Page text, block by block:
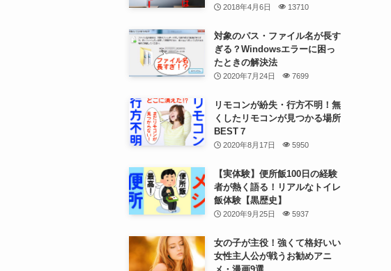
2018年4月6日 13710
対象のパス・ファイル名が長す
ぎる？Windowsエラーに困っ
たときの解決法
2020年7月24日 7699
リモコンが紛失・行方不明！無
くしたリモコンが見つかる場所
BEST７
2020年8月17日 5950
【実体験】便所飯100日の経験
者が熱く語る！リアルなトイレ
飯体験【黒歴史】
2020年9月25日 5937
女の子が主役！強くて格好いい
女性主人公が戦うお勧めアニ